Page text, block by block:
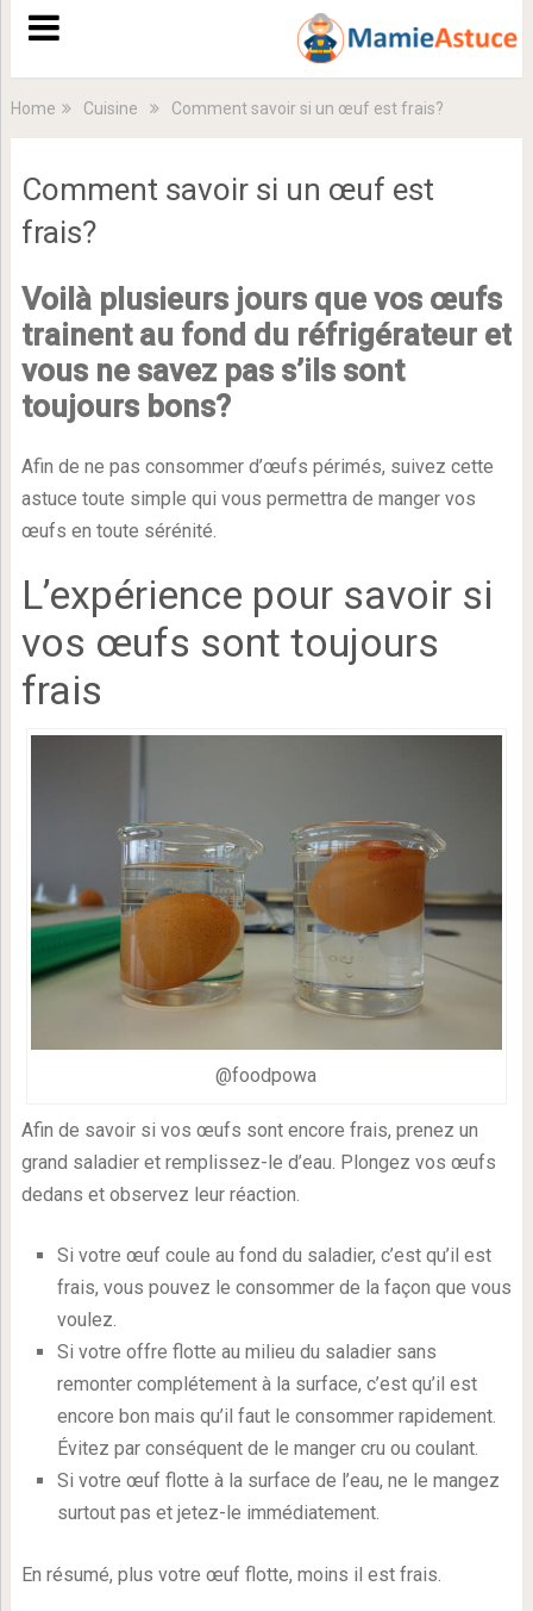
Home Cuisine Comment savoir si un œuf est frais?
Comment savoir si un œuf est
frais?
Voilà plusieurs jours que vos œufs
trainent au fond du réfrigérateur et
vous ne savez pas s’ils sont
toujours bons?
Afin de ne pas consommer d’œufs périmés, suivez cette
astuce toute simple qui vous permettra de manger vos
œufs en toute sérénité.
L’expérience pour savoir si
vos œufs sont toujours
frais
@foodpowa
Afin de savoir si vos œufs sont encore frais, prenez un
grand saladier et remplissez-le d’eau. Plongez vos œufs
dedans et observez leur réaction.
Si votre œuf coule au fond du saladier, c’est qu’il est
frais, vous pouvez le consommer de la façon que vous
voulez.
Si votre offre flotte au milieu du saladier sans
remonter complétement à la surface, c’est qu’il est
encore bon mais qu’il faut le consommer rapidement.
Évitez par conséquent de le manger cru ou coulant.
Si votre œuf flotte à la surface de l’eau, ne le mangez
surtout pas et jetez-le immédiatement.
En résumé, plus votre œuf flotte, moins il est frais.